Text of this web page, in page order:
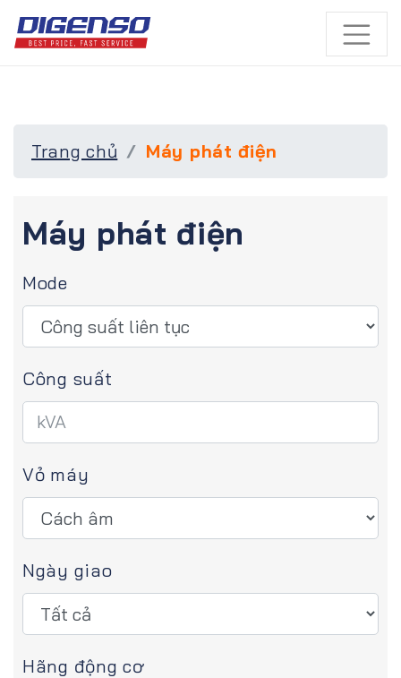
Trang chủ Máy phát điện
Máy phát điện
Mode
Công suất
Vỏ máy
Ngày giao
Hãng động cơ